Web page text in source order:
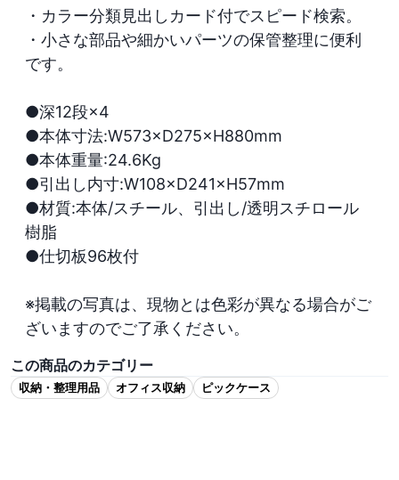
・カラー分類見出しカード付でスピード検索。
・小さな部品や細かいパーツの保管整理に便利
です。
●深12段×4
●本体寸法:W573×D275×H880mm
●本体重量:24.6Kg
●引出し内寸:W108×D241×H57mm
●材質:本体/スチール、引出し/透明スチロール
樹脂
●仕切板96枚付
※掲載の写真は、現物とは色彩が異なる場合がご
ざいますのでご了承ください。
この商品のカテゴリー
収納・整理用品 オフィス収納 ピックケース